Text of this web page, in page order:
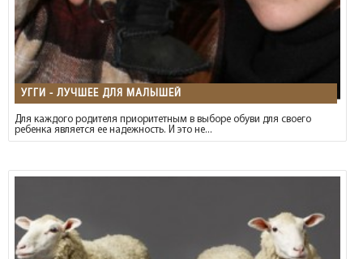
УГГИ - ЛУЧШЕЕ ДЛЯ МАЛЫШЕЙ
Для каждого родителя приоритетным в выборе обуви для своего
ребенка является ее надежность. И это не...